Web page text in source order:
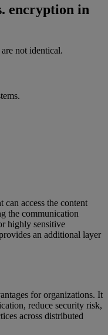
encryption in
not identical.
can access the content
the communication
highly sensitive
an additional layer
for organizations. It
reduce security risk,
across distributed